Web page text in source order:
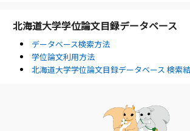
北海道大学学位論文目録データベース
データベース検索方法
学位論文利用方法
北海道大学学位論文目録データベース 検索